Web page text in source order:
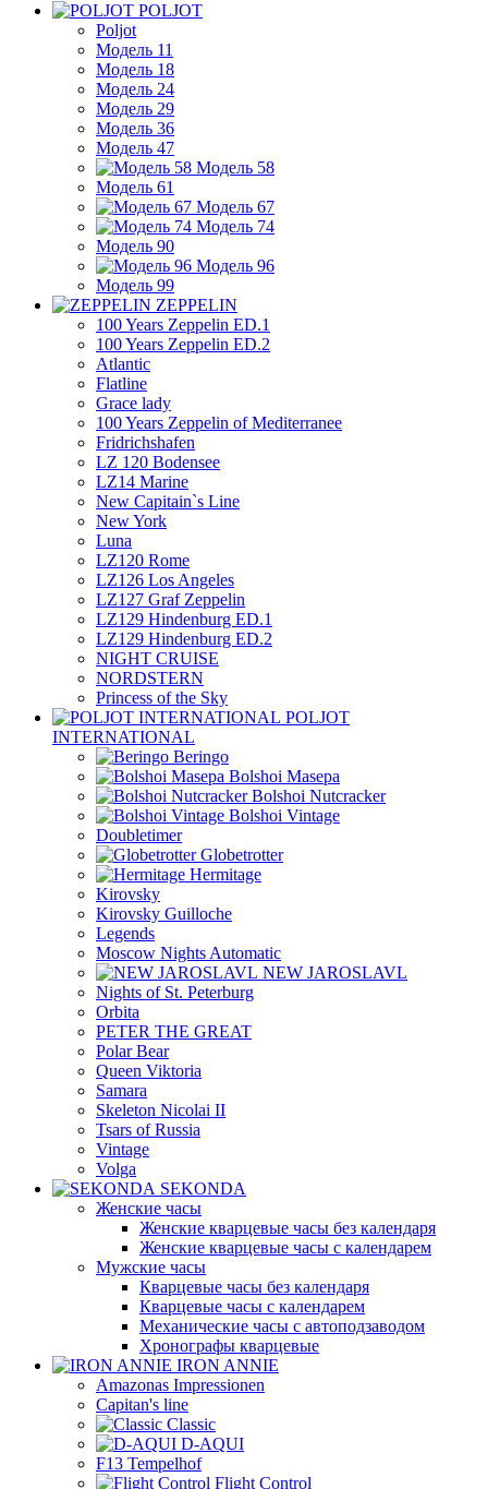
POLJOT
Poljot
Модель 11
Модель 18
Модель 24
Модель 29
Модель 36
Модель 47
Модель 58
Модель 61
Модель 67
Модель 74
Модель 90
Модель 96
Модель 99
ZEPPELIN
100 Years Zeppelin ED.1
100 Years Zeppelin ED.2
Atlantic
Flatline
Grace lady
100 Years Zeppelin of Mediterranee
Fridrichshafen
LZ 120 Bodensee
LZ14 Marine
New Capitain`s Line
New York
Luna
LZ120 Rome
LZ126 Los Angeles
LZ127 Graf Zeppelin
LZ129 Hindenburg ED.1
LZ129 Hindenburg ED.2
NIGHT CRUISE
NORDSTERN
Princess of the Sky
POLJOT
INTERNATIONAL
Beringo
Bolshoi Masepa
Bolshoi Nutcracker
Bolshoi Vintage
Doubletimer
Globetrotter
Hermitage
Kirovsky
Kirovsky Guilloche
Legends
Moscow Nights Automatic
NEW JAROSLAVL
Nights of St. Peterburg
Orbita
PETER THE GREAT
Polar Bear
Queen Viktoria
Samara
Skeleton Nicolai II
Tsars of Russia
Vintage
Volga
SEKONDA
Женские часы
Женские кварцевые часы без календаря
Женские кварцевые часы с календарем
Мужские часы
Кварцевые часы без календаря
Кварцевые часы с календарем
Механические часы с автоподзаводом
Хронографы кварцевые
IRON ANNIE
Amazonas Impressionen
Capitan's line
Classic
D-AQUI
F13 Tempelhof
Flight Control